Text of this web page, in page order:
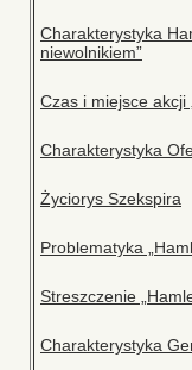
Charakterystyka
niewolnikiem”
Czas i miejsce akcji
Charakterystyka
Życiorys Szekspira
Problematyka
Streszczenie
Charakterystyka